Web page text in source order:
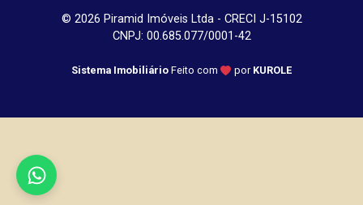
© 2026 Piramid Imóveis Ltda - CRECI J-15102
CNPJ: 00.685.077/0001-42
Sistema Imobiliário Feito com por KUROLE